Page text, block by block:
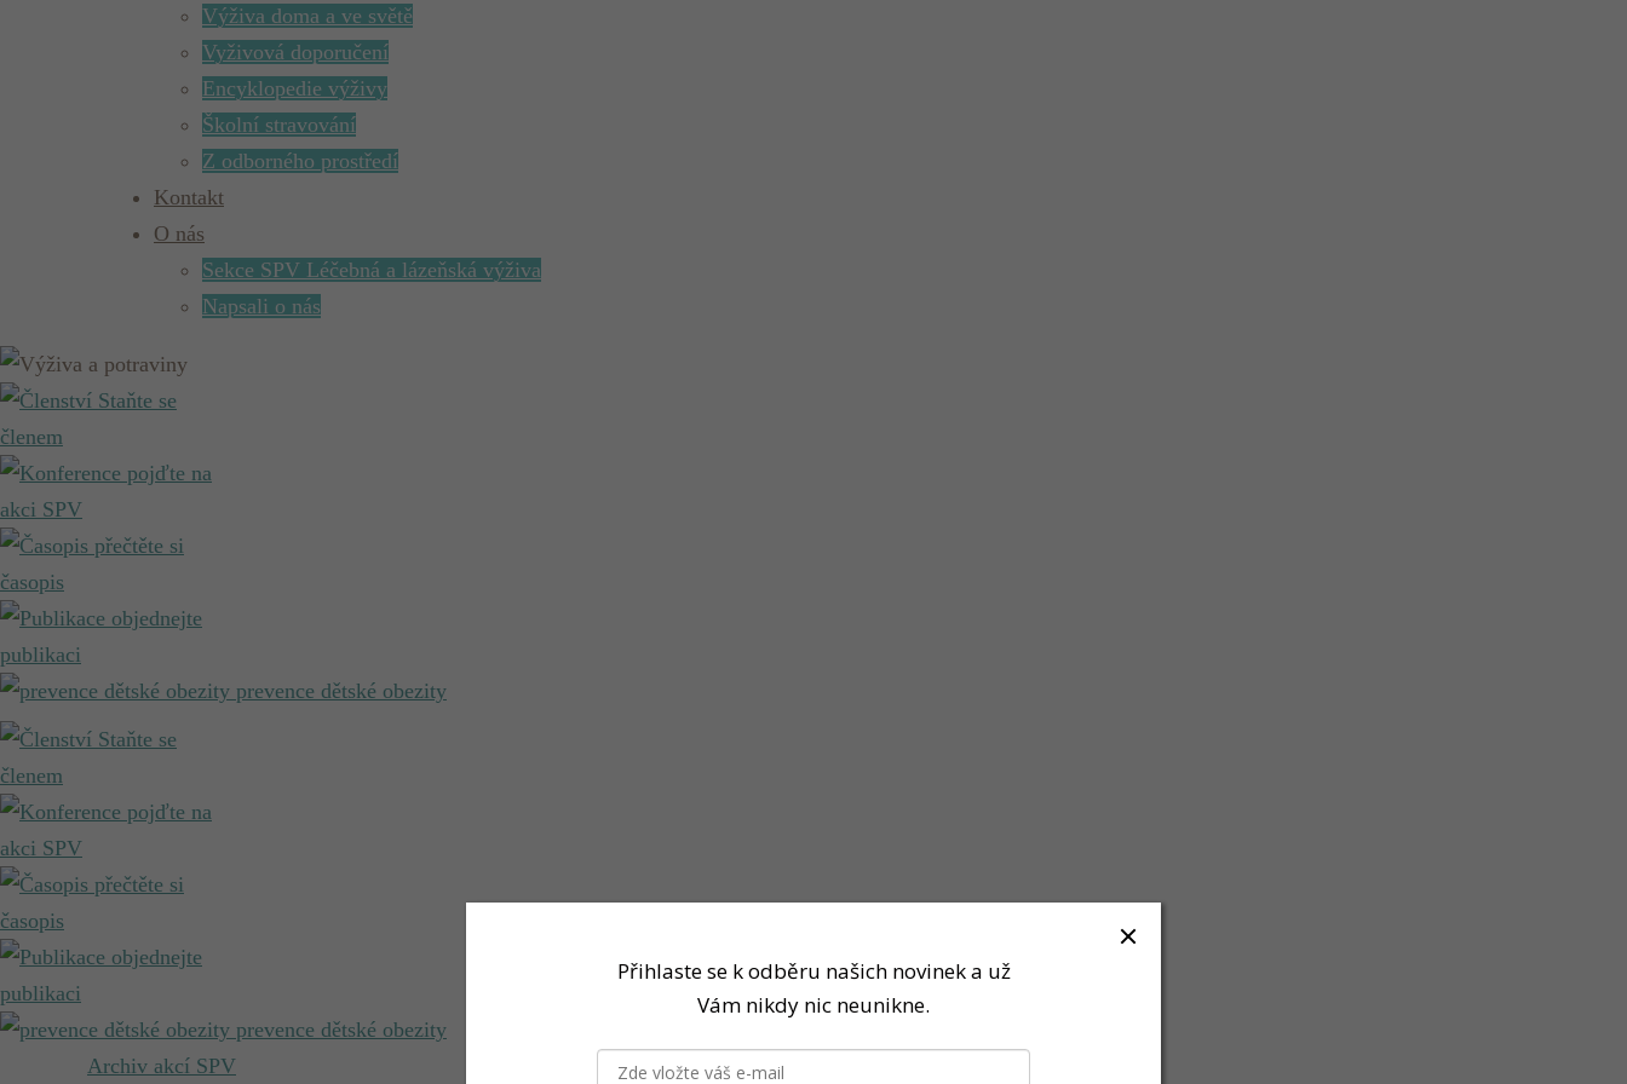
Výživa doma a ve světě
Vyživová doporučení
Encyklopedie výživy
Školní stravování
Z odborného prostředí
Kontakt
O nás
Sekce SPV Léčebná a lázeňská výživa
Napsali o nás
Staňte se
členem
pojďte na
akci SPV
přečtěte si
časopis
objednejte
publikaci
prevence dětské obezity
Staňte se
členem
pojďte na
akci SPV
přečtěte si
časopis
objednejte
publikaci
prevence dětské obezity
Archiv akcí SPV
Přihlaste se k odběru našich novinek a už
Vám nikdy nic neunikne.